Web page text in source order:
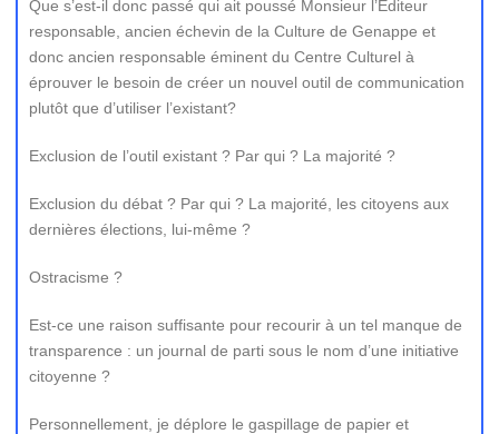
Que s’est-il donc passé qui ait poussé Monsieur l’Editeur
responsable, ancien échevin de la Culture de Genappe et
donc ancien responsable éminent du Centre Culturel à
éprouver le besoin de créer un nouvel outil de communication
plutôt que d’utiliser l’existant?
Exclusion de l’outil existant ? Par qui ? La majorité ?
Exclusion du débat ? Par qui ? La majorité, les citoyens aux
dernières élections, lui-même ?
Ostracisme ?
Est-ce une raison suffisante pour recourir à un tel manque de
transparence : un journal de parti sous le nom d’une initiative
citoyenne ?
Personnellement, je déplore le gaspillage de papier et